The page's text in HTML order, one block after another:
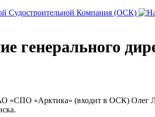
генерального
«СПО «Арктика» (входит в ОСК) Олег